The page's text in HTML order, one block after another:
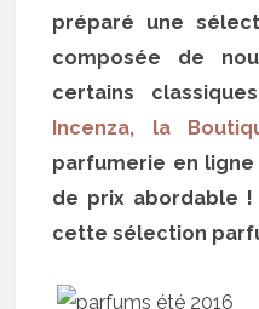
préparé une
composée de
certains
Incenza, la
parfumerie en
de prix abordable
cette sélection